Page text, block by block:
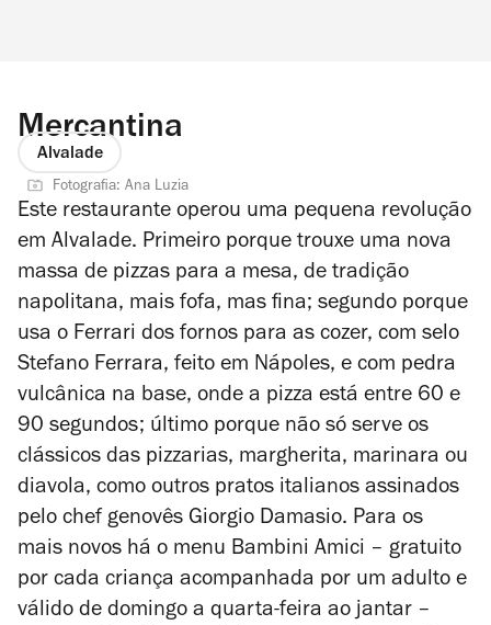
Mercantina
Alvalade
Fotografia: Ana Luzia
Este restaurante operou uma pequena revolução
em Alvalade. Primeiro porque trouxe uma nova
massa de pizzas para a mesa, de tradição
napolitana, mais fofa, mas fina; segundo porque
usa o Ferrari dos fornos para as cozer, com selo
Stefano Ferrara, feito em Nápoles, e com pedra
vulcânica na base, onde a pizza está entre 60 e
90 segundos; último porque não só serve os
clássicos das pizzarias, margherita, marinara ou
diavola, como outros pratos italianos assinados
pelo chef genovês Giorgio Damasio. Para os
mais novos há o menu Bambini Amici – gratuito
por cada criança acompanhada por um adulto e
válido de domingo a quarta-feira ao jantar –